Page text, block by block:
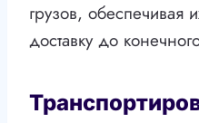
грузов, обеспечивая
доставку до